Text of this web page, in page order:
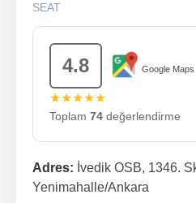
SEAT
4.8 Google Maps
★★★★★
Toplam 74 değerlendirme
Adres: İvedik OSB, 1346.
Yenimahalle/Ankara